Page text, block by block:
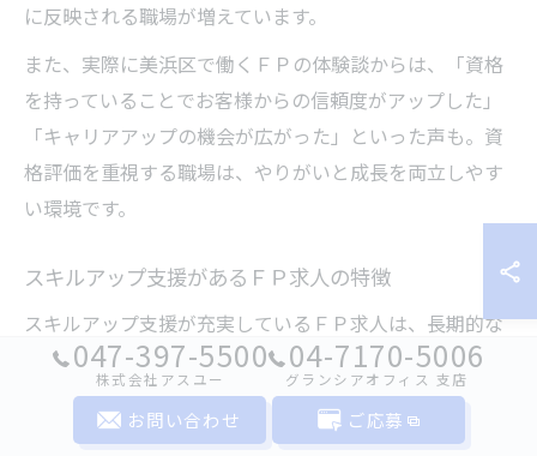
に反映される職場が増えています。
また、実際に美浜区で働くＦＰの体験談からは、「資格
を持っていることでお客様からの信頼度がアップした」
「キャリアアップの機会が広がった」といった声も。資
格評価を重視する職場は、やりがいと成長を両立しやす
い環境です。
スキルアップ支援があるＦＰ求人の特徴
スキルアップ支援が充実しているＦＰ求人は、長期的な
キャリア形成を考える上で非常に魅力的です。美浜区で
は、定期的な社内研修や外部セミナー参加補助、資格取
得支援制度を設けている企業が増えています。
047-397-5500
株式会社アスユー
04-7170-5006
グランシアオフィス ⽀店
お問い合わせ ご応募